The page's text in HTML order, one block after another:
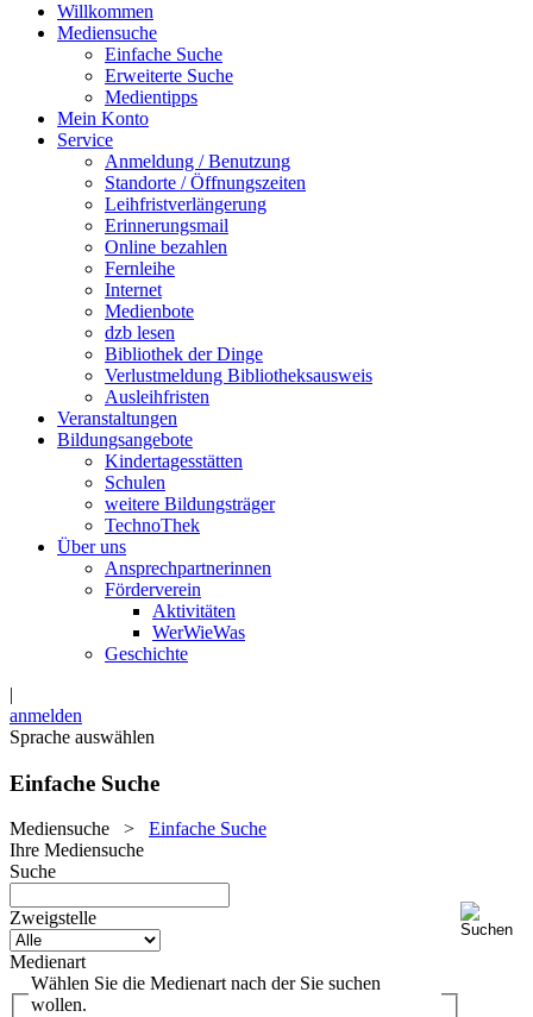
Willkommen
Mediensuche
Einfache Suche
Erweiterte Suche
Medientipps
Mein Konto
Service
Anmeldung / Benutzung
Standorte / Öffnungszeiten
Leihfristverlängerung
Erinnerungsmail
Online bezahlen
Fernleihe
Internet
Medienbote
dzb lesen
Bibliothek der Dinge
Verlustmeldung Bibliotheksausweis
Ausleihfristen
Veranstaltungen
Bildungsangebote
Kindertagesstätten
Schulen
weitere Bildungsträger
TechnoThek
Über uns
Ansprechpartnerinnen
Förderverein
Aktivitäten
WerWieWas
Geschichte
|
anmelden
Sprache auswählen
Einfache Suche
Mediensuche > Einfache Suche
Ihre Mediensuche
Suche
Zweigstelle
Medienart
Wählen Sie die Medienart nach der Sie suchen
wollen.